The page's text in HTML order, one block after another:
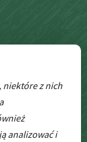
niektóre z nich
analizować i